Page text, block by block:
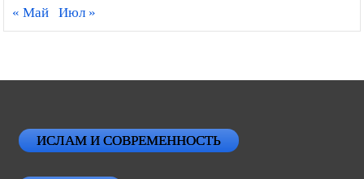
« Май Июл »
ИСЛАМ И СОВРЕМЕННОСТЬ